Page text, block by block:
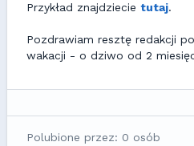
Przykład znajdziecie tutaj.
Pozdrawiam resztę redakcji
wakacji - o dziwo od 2
Polubione przez: 0 osób